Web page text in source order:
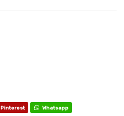
Pinterest Whatsapp